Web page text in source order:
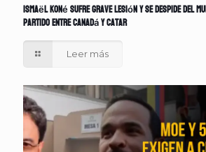
Ismaël Koné sufre grave lesión y se despide del
partido entre Canadá y Catar
Leer más